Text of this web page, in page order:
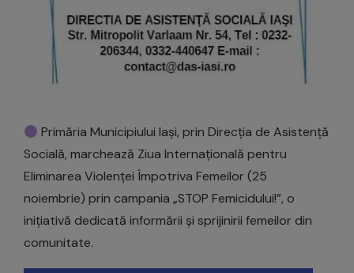
Primăria Municipiului Iași, prin Direcția de Asistență
Socială, marchează Ziua Internațională pentru
Eliminarea Violenței Împotriva Femeilor (25
noiembrie) prin campania „STOP Femicidului!”, o
inițiativă dedicată informării și sprijinirii femeilor din
comunitate.